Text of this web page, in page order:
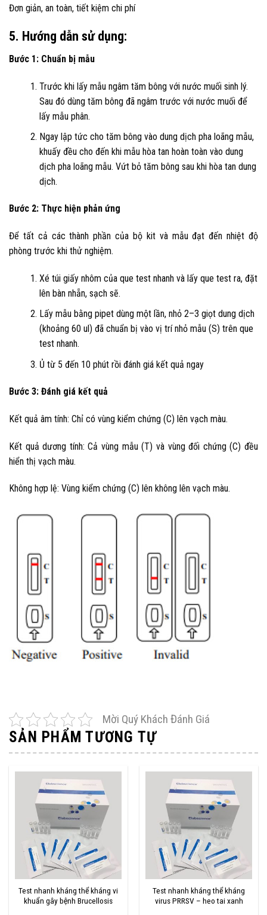
Đơn giản, an toàn, tiết kiệm chi phí
5. Hướng dẫn sử dụng:
Bước 1: Chuẩn bị mẫu
Trước khi lấy mẫu ngâm tăm bông với nước muối sinh lý.
Sau đó dùng tăm bông đã ngâm trước với nước muối để
lấy mẫu phân.
Ngay lập tức cho tăm bông vào dung dịch pha loãng mẫu,
khuấy đều cho đến khi mẫu hòa tan hoàn toàn vào dung
dịch pha loãng mẫu. Vứt bỏ tăm bông sau khi hòa tan dung
dịch.
Bước 2: Thực hiện phản ứng
Để tất cả các thành phần của bộ kit và mẫu đạt đến nhiệt độ
phòng trước khi thử nghiệm.
Xé túi giấy nhôm của que test nhanh và lấy que test ra, đặt
lên bàn nhẵn, sạch sẽ.
Lấy mẫu bằng pipet dùng một lần, nhỏ 2–3 giọt dung dịch
(khoảng 60 ul) đã chuẩn bị vào vị trí nhỏ mẫu (S) trên que
test nhanh.
Ủ từ 5 đến 10 phút rồi đánh giá kết quả ngay
Bước 3: Đánh giá kết quả
Kết quả âm tính: Chỉ có vùng kiểm chứng (C) lên vạch màu.
Kết quả dương tính: Cả vùng mẫu (T) và vùng đối chứng (C) đều
hiển thị vạch màu.
Không hợp lệ: Vùng kiểm chứng (C) lên không lên vạch màu.
Mời Quý Khách Đánh Giá
SẢN PHẨM TƯƠNG TỰ
Test nhanh kháng thể kháng vi
khuẩn gây bệnh Brucellosis
Test nhanh kháng thể kháng
virus PRRSV – heo tai xanh